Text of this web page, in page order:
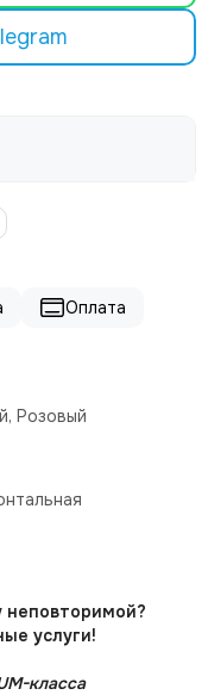
Оплата
Розовый
неповторимой?
услуги!
класса